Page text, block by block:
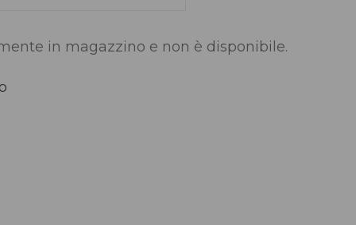
in magazzino e non è disponibile.